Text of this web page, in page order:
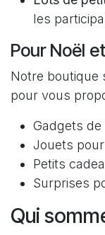
les
Pour Noël
Notre boutique
pour vous
Gadgets de
Jouets
Petits
Surprises
Qui